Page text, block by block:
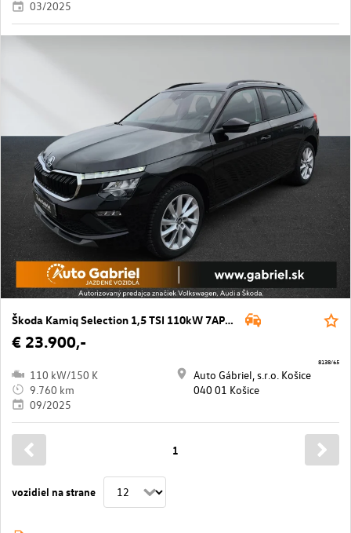
03/2025
Škoda Kamiq Selection 1,5 TSI 110kW 7AP DSG
€ 23.900,-
110 kW/150 K
9.760 km
09/2025
Auto Gábriel, s.r.o. Košice
040 01 Košice
8138/65
vozidiel na strane
1